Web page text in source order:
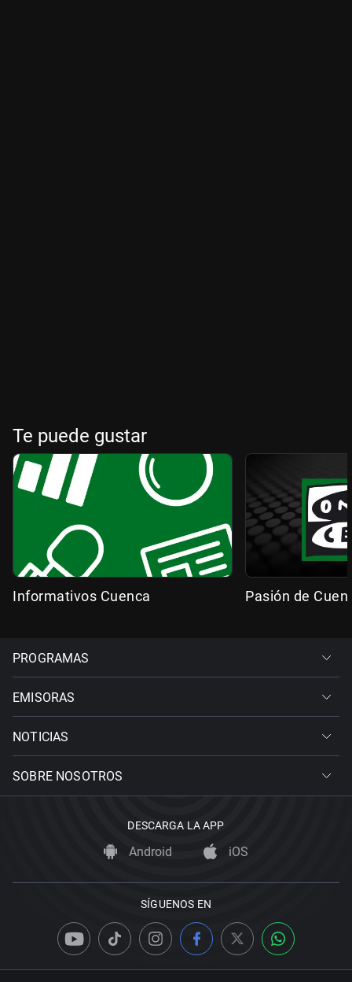
Te puede gustar
Informativos Cuenca Pasión de
PROGRAMAS
EMISORAS
NOTICIAS
SOBRE NOSOTROS
DESCARGA LA APP
Android iOS
SÍGUENOS EN